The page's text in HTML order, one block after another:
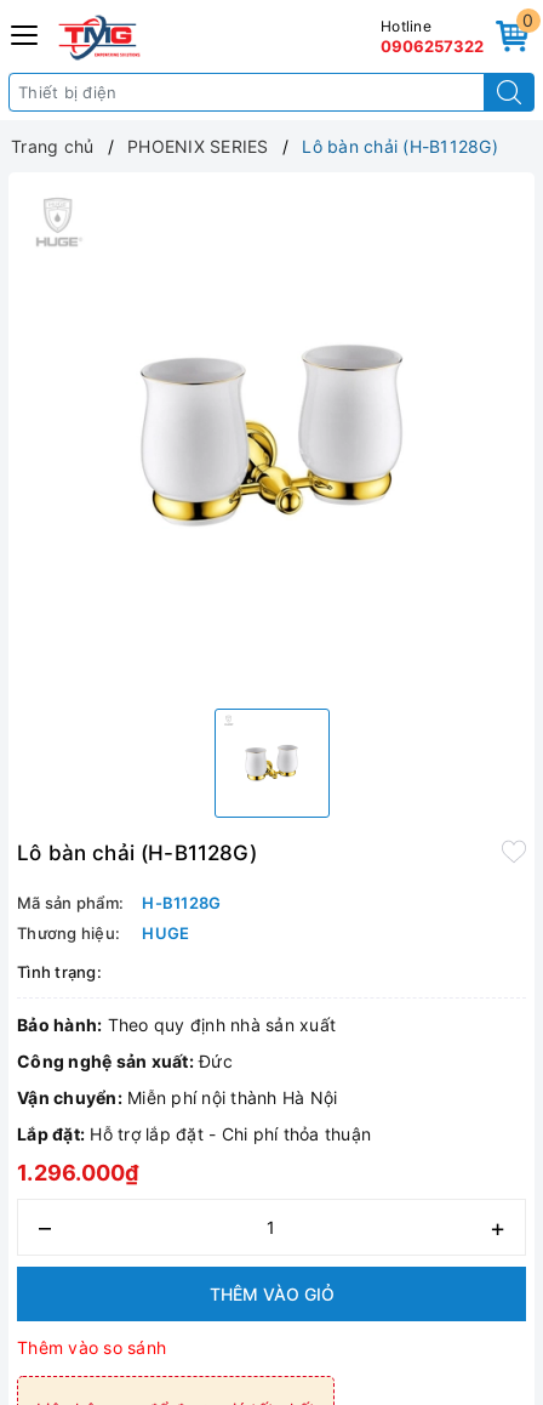
0
Hotline
0906257322
Trang chủ PHOENIX SERIES Lô bàn chải (H-B1128G)
Lô bàn chải (H-B1128G)
Mã sản phẩm:
H-B1128G
Thương hiệu:
HUGE
Tình trạng:
Bảo hành: Theo quy định nhà sản xuất
Công nghệ sản xuất:Đức
Vận chuyển:Miễn phí nội thành Hà Nội
Lắp đặt: Hỗ trợ lắp đặt - Chi phí thỏa thuận
1.296.000₫
– +
THÊM VÀO GIỎ
Thêm vào so sánh